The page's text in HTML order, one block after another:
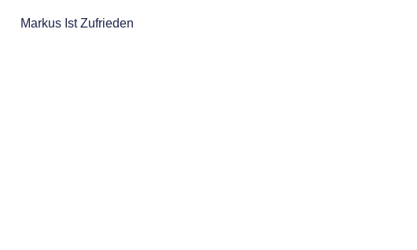
Markus Ist Zufrieden